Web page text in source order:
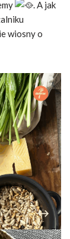
. A jak
wiosny o